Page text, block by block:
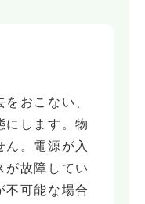
をおこない、
にします。物
ん。電源が入
が故障してい
不可能な場合